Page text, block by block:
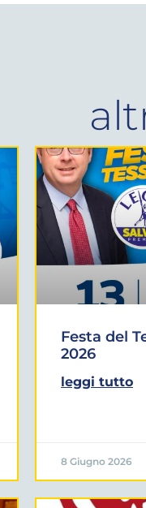
Festa del
2026
leggi tutto
8 Giugno 2026